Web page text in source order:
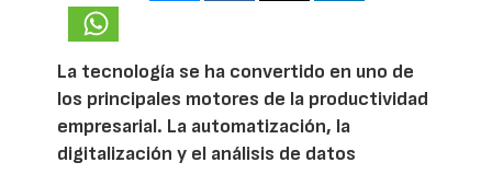
La tecnología se ha convertido en uno de
los principales motores de la productividad
empresarial. La automatización, la
digitalización y el análisis de datos